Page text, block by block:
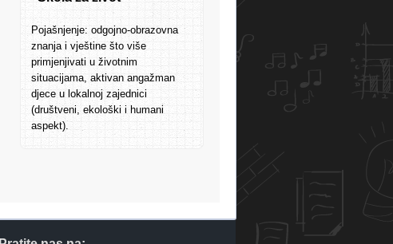
Pojašnjenje: odgojno-obrazovna
znanja i vještine što više
primjenjivati u životnim
situacijama, aktivan angažman
djece u lokalnoj zajednici
(društveni, ekološki i humani
aspekt).